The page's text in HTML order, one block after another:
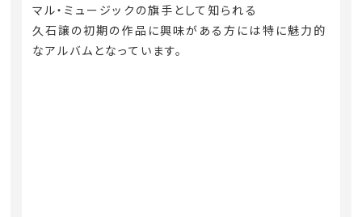
マル・ミュージックの旗手として知られる
久石譲の初期の作品に興味がある方には特に魅力的
なアルバムとなっています。